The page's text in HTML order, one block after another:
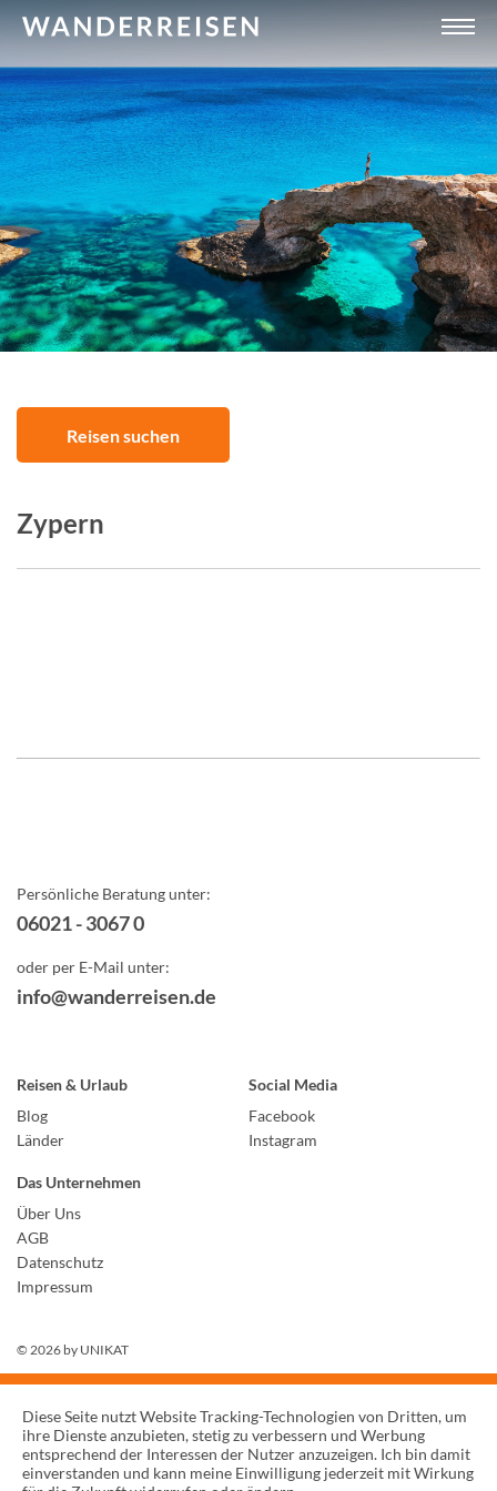
Zypern
Reisen suchen
Persönliche Beratung unter:
06021 - 3067 0
oder per E-Mail unter:
info@wanderreisen.de
Reisen & Urlaub
Blog
Länder
Social Media
Facebook
Instagram
Das Unternehmen
Über Uns
AGB
Datenschutz
Impressum
© 2026 by UNIKAT
Diese Seite nutzt Website Tracking-Technologien von Dritten, um
ihre Dienste anzubieten, stetig zu verbessern und Werbung
entsprechend der Interessen der Nutzer anzuzeigen. Ich bin damit
einverstanden und kann meine Einwilligung jederzeit mit Wirkung